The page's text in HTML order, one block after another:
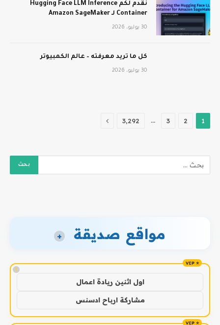
نقدم لكم Hugging Face LLM Inference
Container لـ Amazon SageMaker
30 يوليو، 2026
كل ما تريد معرفته – عالم الكمبيوتر
30 يوليو، 2026
1
2
3
… 3٬292 التالي
مواقع صديقة +
!
اول اثنين ريادة اعمال
مشاركة ارباح ادسنس